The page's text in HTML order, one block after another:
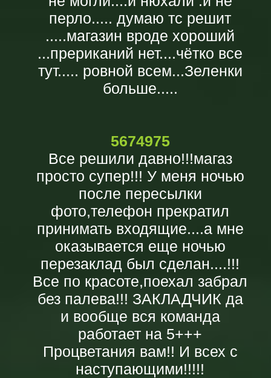
перло..... думаю тс решит
.....магазин вроде хороший
...прериканий нет....чётко все
тут..... ровной всем...Зеленки
больше.....
5674975
Все решили давно!!!магаз
просто супер!!! У меня ночью
после пересылки
фото,телефон прекратил
принимать входящие....а мне
оказывается еще ночью
перезаклад был сделан....!!!
Все по красоте,поехал забрал
без палева!!! ЗАКЛАДЧИК да
и вообще вся команда
работает на 5+++
Процветания вам!! И всех с
наступающими!!!!!